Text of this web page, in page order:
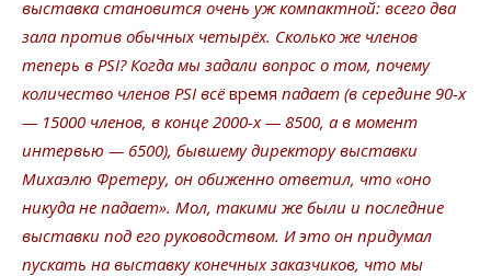
выставка становится очень уж компактной: всего два
зала против обычных четырёх. Сколько же членов
теперь в PSI? Когда мы задали вопрос о том, почему
количество членов PSI всё время падает (в середине 90-х
— 15000 членов, в конце 2000-х — 8500, а в момент
интервью — 6500), бывшему директору выставки
Михаэлю Фретеру, он обиженно ответил, что «оно
никуда не падает». Мол, такими же были и последние
выставки под его руководством. И это он придумал
пускать на выставку конечных заказчиков, что мы